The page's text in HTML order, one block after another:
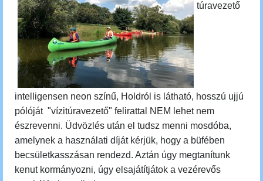
túravezető
intelligensen neon színű, Holdról is látható, hosszú ujjú
pólóját "vízitúravezető" felirattal NEM lehet nem
észrevenni. Üdvözlés után el tudsz menni mosdóba,
amelynek a használati díját kérjük, hogy a büfében
becsületkasszásan rendezd. Aztán úgy megtanítunk
kenut kormányozni, úgy elsajátítjátok a vezérevős